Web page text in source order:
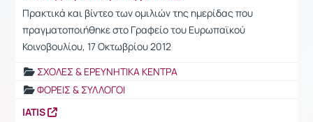
Πρακτικά και βίντεο των ομιλιών της ημερίδας που
πραγματοποιήθηκε στο Γραφείο του Ευρωπαϊκού
Κοινοβουλίου, 17 Οκτωβρίου 2012
ΣΧΟΛΕΣ & ΕΡΕΥΝΗΤΙΚΑ ΚΕΝΤΡΑ
ΦΟΡΕΙΣ & ΣΥΛΛΟΓΟΙ
IATIS